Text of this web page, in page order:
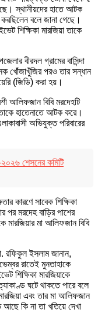
স্থানীয়দের হাতে আটক
করছিলেন বলে জানা গেছে।
শিক্ষিকা মারজিয়া তাকে
বীরদল গ্রামের বাসিন্দা
খোঁজাখুঁজির পরও তার সন্ধান
(জিডি) করা হয়।
আলিফজান বিবি মরদেহটি
হাতেনাতে আটক করে।
অভিযুক্ত পরিবারের
শেসনের কমিটি
কারণে সাবেক শিক্ষিকা
পর মরদেহ বাড়ির পাশের
মারজিয়ার মা আলিফজান বিবি
রফিকুল ইসলাম জানান,
রাতেই মুনতাহাকে
শিক্ষিকা মারজিয়াকে
ঘটে থাকতে পারে বলে
এবং তার মা আলিফজান
কি না তা খতিয়ে দেখা